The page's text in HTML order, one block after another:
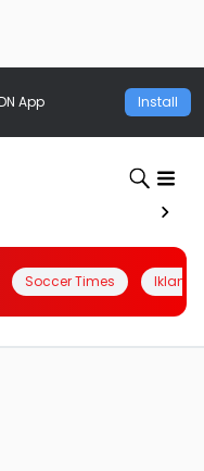
App Install
Soccer Times Iklanin